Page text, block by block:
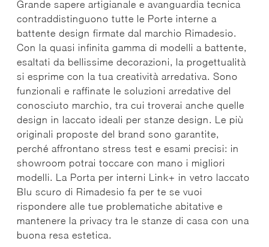
Grande sapere artigianale e avanguardia tecnica
contraddistinguono tutte le Porte interne a
battente design firmate dal marchio Rimadesio.
Con la quasi infinita gamma di modelli a battente,
esaltati da bellissime decorazioni, la progettualità
si esprime con la tua creatività arredativa. Sono
funzionali e raffinate le soluzioni arredative del
conosciuto marchio, tra cui troverai anche quelle
design in laccato ideali per stanze design. Le più
originali proposte del brand sono garantite,
perché affrontano stress test e esami precisi: in
showroom potrai toccare con mano i migliori
modelli. La Porta per interni Link+ in vetro laccato
Blu scuro di Rimadesio fa per te se vuoi
rispondere alle tue problematiche abitative e
mantenere la privacy tra le stanze di casa con una
buona resa estetica.